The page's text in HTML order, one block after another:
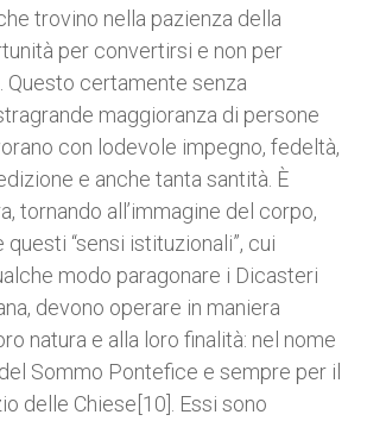
trovino nella pazienza della
per convertirsi e non per
Questo certamente senza
maggioranza di persone
con lodevole impegno, fedeltà,
e anche tanta santità. È
tornando all’immagine del corpo,
“sensi istituzionali”, cui
modo paragonare i Dicasteri
devono operare in maniera
natura e alla loro finalità: nel nome
Sommo Pontefice e sempre per il
delle Chiese[10]. Essi sono